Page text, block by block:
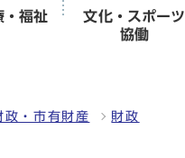
・福祉
文化・スポーツ
協働
政・市有財産 財政